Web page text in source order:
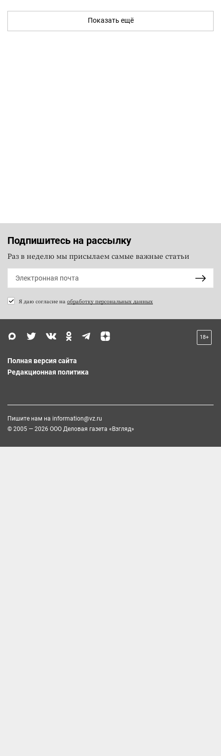
Показать ещё
Подпишитесь на рассылку
Раз в неделю мы присылаем самые важные статьи
Я даю согласие на обработку персональных данных
18+
Полная версия сайта
Редакционная политика
Пишите нам на information@vz.ru
© 2005 — 2026 ООО Деловая газета «Взгляд»